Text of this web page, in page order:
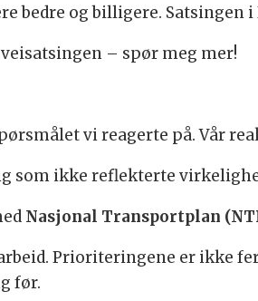
bedre og billigere. Satsingen
– spør meg mer!
vi reagerte på. Vår
som ikke reflekterte
Nasjonal Transportplan
Prioriteringene er ikke
før.